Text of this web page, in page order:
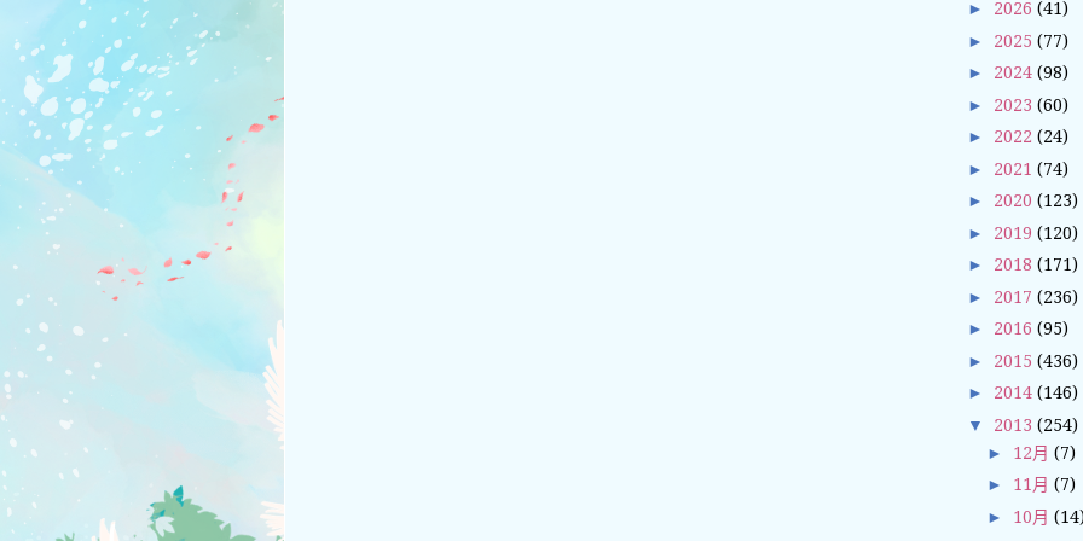
► 2026 (41)
► 2025 (77)
► 2024 (98)
► 2023 (60)
► 2022 (24)
► 2021 (74)
► 2020 (123)
► 2019 (120)
► 2018 (171)
► 2017 (236)
► 2016 (95)
► 2015 (436)
► 2014 (146)
▼ 2013 (254)
► 12月(7)
► 11月(7)
► 10月